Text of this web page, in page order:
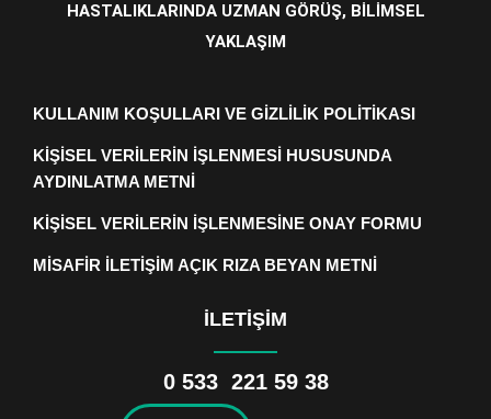
HASTALIKLARINDA UZMAN GÖRÜŞ, BİLİMSEL
YAKLAŞIM
KULLANIM KOŞULLARI VE GİZLİLİK POLİTİKASI
KİŞİSEL VERİLERİN İŞLENMESİ HUSUSUNDA
AYDINLATMA METNİ
KİŞİSEL VERİLERİN İŞLENMESİNE ONAY FORMU
MİSAFİR İLETİŞİM AÇIK RIZA BEYAN METNİ
İLETİŞİM
0 533 221 59 38